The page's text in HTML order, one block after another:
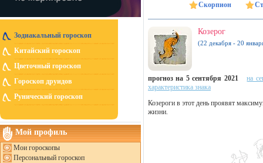
Зодиакальный гороскоп
Китайский гороскоп
Цветочный гороскоп
Гороскоп друидов
Рунический гороскоп
Мой профиль
Мои гороскопы
Персональный гороскоп
Скорпион
Козерог
(22 декабря - 20
прогноз на 5 сентября 2021
на
характеристика знака
Козероги в этот день проявят
жизни.